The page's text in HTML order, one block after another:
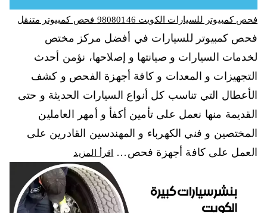
فحص كمبيوتر للسيارات الكويت 98080146‬ فحص كمبيوتر متنقل
فحص كمبيوتر للسيارات في أفضل مركز مختص
لخدمات السيارات و صيانتها و إصلاحها، نؤمن أحدث
التجهيزات و المعدات و كافة أجهزة الفحص و كشف
الأعطال التي تناسب كل أنواع السيارات الحديثة و حتى
القديمة منها نعمل على تأمين أكفأ و أمهر العاملين
المختصين و فني الكهرباء و المهندسين القادرين على
العمل على كافة أجهزة فحص…
اقرأ المزيد